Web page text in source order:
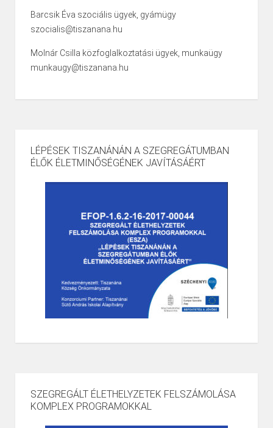
Barcsik Éva szociális ügyek, gyámügy
szocialis@tiszanana.hu
Molnár Csilla közfoglalkoztatási ügyek, munkaügy
munkaugy@tiszanana.hu
LÉPÉSEK TISZANÁNÁN A SZEGREGÁTUMBAN
ÉLŐK ÉLETMINŐSÉGÉNEK JAVÍTÁSÁÉRT
SZEGREGÁLT ÉLETHELYZETEK FELSZÁMOLÁSA
KOMPLEX PROGRAMOKKAL